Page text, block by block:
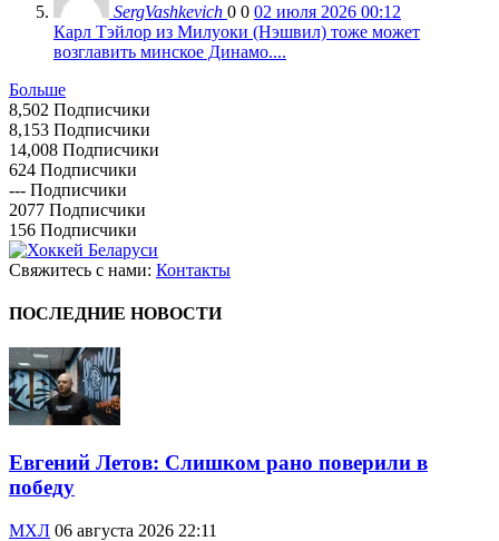
SergVashkevich 0 0 02 июля 2026 00:12
Карл Тэйлор из Милуоки (Нэшвил) тоже может
возглавить минское Динамо....
Больше
8,502 Подписчики
8,153 Подписчики
14,008 Подписчики
624 Подписчики
--- Подписчики
2077 Подписчики
156 Подписчики
Свяжитесь с нами: Контакты
ПОСЛЕДНИЕ НОВОСТИ
Евгений Летов: Слишком рано поверили в
победу
МХЛ 06 августа 2026 22:11